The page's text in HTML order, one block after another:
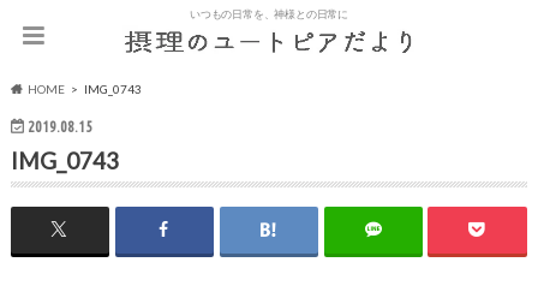
いつもの日常を、神様との日常に
HOME IMG_0743
2019.08.15
IMG_0743